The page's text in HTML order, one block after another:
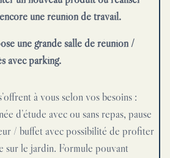
une réunion de travail.
une grande salle de réunion /
avec parking.
à vous selon vos besoins :
d’étude avec ou sans repas, pause
/ buffet avec possibilité de profiter
sur le jardin. Formule pouvant